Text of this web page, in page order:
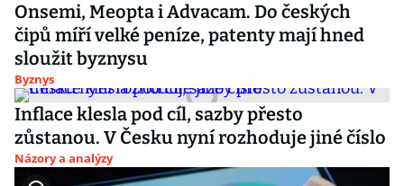
Onsemi, Meopta i Advacam. Do českých
čipů míří velké peníze, patenty mají hned
sloužit byznysu
Byznys
Inflace klesla pod cíl, sazby přesto
zůstanou. V Česku nyní rozhoduje jiné číslo
Názory a analýzy